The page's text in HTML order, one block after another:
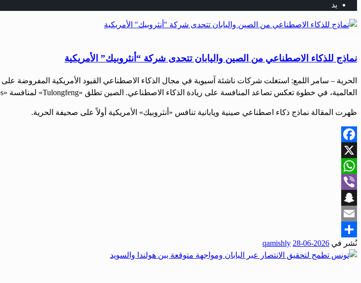
يد
نماذج للذكاء الاصطناعي من الصين واليابان تتحدى شركة “أنثروبيك” الأمريكية
الحرية – سامر اللمع: استغلت شركات ناشئة آسيوية في مجال الذكاء الاصطناعي القيود الأمريكية المفروضة
العالمية، في خطوة تعكس تصاعد المنافسة على ريادة الذكاء الاصطناعي. الصين تطلق «Tulongfeng» لمنافسة «Mythos» كشفت شركة الأمن السيبراني الصينية 360 عن أداة ذكاء اصطناعي جديدة تحمل […]
ظهرت المقالة نماذج ذكاء اصطناعي صينية ويابانية تنافس «أنثروبيك» الأمريكية أولاً على صحيفة الحرية.
Facebook
X
WhatsApp
Viber
Snapchat
Email
Share
نُشر في 2026-06-28
qamishly